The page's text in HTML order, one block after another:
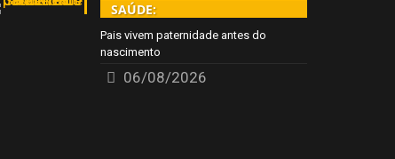
SAÚDE:
Pais vivem paternidade antes do
nascimento
06/08/2026